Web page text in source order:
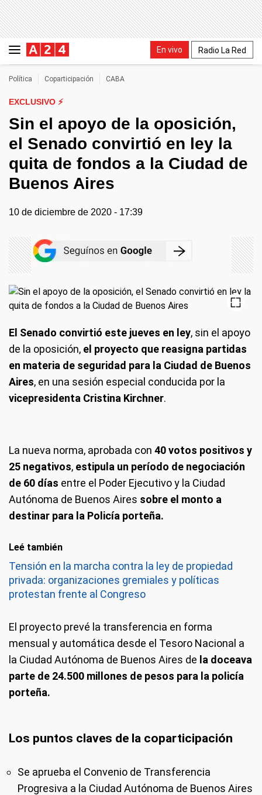
En vivo Radio La Red
Política Coparticipación CABA
EXCLUSIVO ⚡
Sin el apoyo de la oposición,
el Senado convirtió en ley la
quita de fondos a la Ciudad de
Buenos Aires
10 de diciembre de 2020 - 17:39
El Senado convirtió este jueves en ley, sin el apoyo
de la oposición, el proyecto que reasigna partidas
en materia de seguridad para la Ciudad de Buenos
Aires, en una sesión especial conducida por la
vicepresidenta Cristina Kirchner.
La nueva norma, aprobada con 40 votos positivos y
25 negativos, estipula un período de negociación
de 60 días entre el Poder Ejecutivo y la Ciudad
Autónoma de Buenos Aires sobre el monto a
destinar para la Policía porteña.
Leé también
Tensión en la marcha contra la ley de propiedad
privada: organizaciones gremiales y políticas
protestan frente al Congreso
El proyecto prevé la transferencia en forma
mensual y automática desde el Tesoro Nacional a
la Ciudad Autónoma de Buenos Aires de la doceava
parte de 24.500 millones de pesos para la policía
porteña.
Los puntos claves de la coparticipación
Se aprueba el Convenio de Transferencia
Progresiva a la Ciudad Autónoma de Buenos Aires